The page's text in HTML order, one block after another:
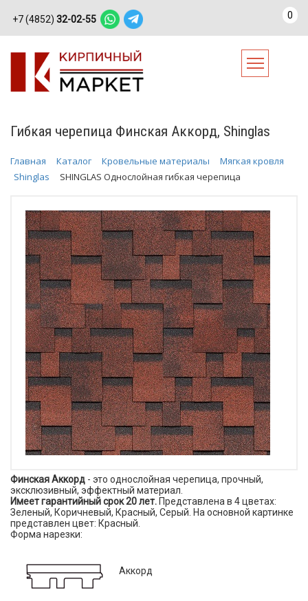
+7 (4852) 32-02-55 0
Гибкая черепица Финская Аккорд, Shinglas
Главная Каталог Кровельные материалы
Мягкая кровля
Shinglas
SHINGLAS Однослойная гибкая черепица
Финская Аккорд - это однослойная черепица, прочный,
эксклюзивный, эффектный материал.
Имеет гарантийный срок 20 лет. Представлена в 4 цветах:
Зеленый, Коричневый, Красный, Серый. На основной картинке
представлен цвет: Красный.
Форма нарезки:
Аккорд